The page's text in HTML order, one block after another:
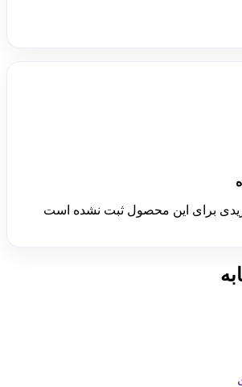
برای این محصول ثبت نشده است